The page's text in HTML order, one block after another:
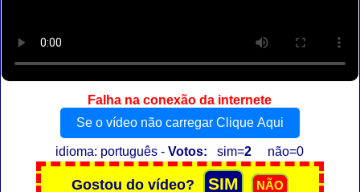
Falha na conexão da internete
Se o vídeo não carregar Clique Aqui
idioma: português -Votos: sim=2 não=0